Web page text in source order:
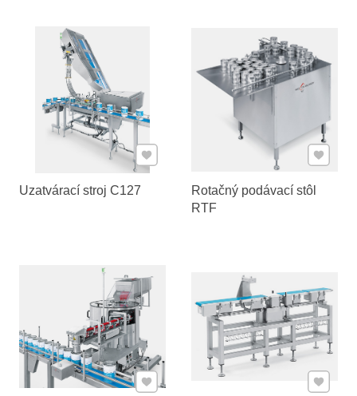
Uzatvárací stroj C127
Pridať k Obľúbeným
Rotačný podávací stôl
RTF
Pridať
Pridať k Obľúbeným Pridať